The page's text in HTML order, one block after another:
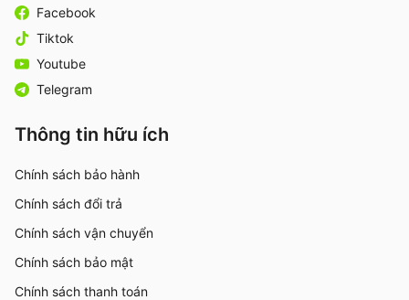
Facebook
Tiktok
Youtube
Telegram
Thông tin hữu ích
Chính sách bảo hành
Chính sách đổi trả
Chính sách vận chuyển
Chính sách bảo mật
Chính sách thanh toán